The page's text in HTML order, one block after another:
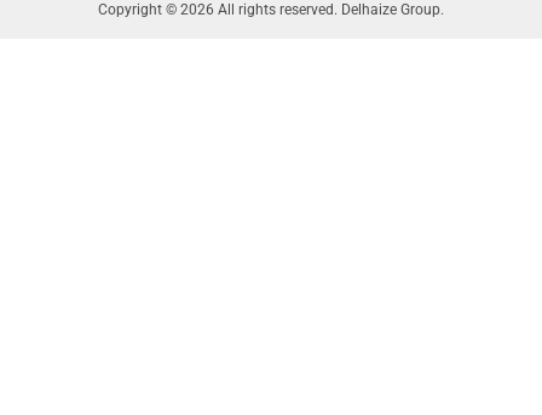
Copyright © 2026 All rights reserved. Delhaize Group.